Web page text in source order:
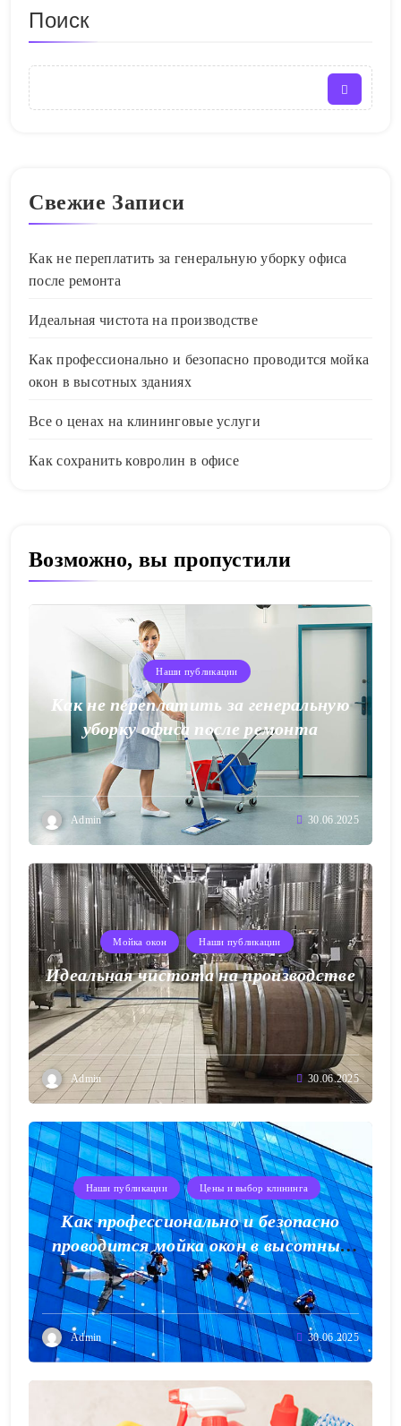
Поиск
Свежие Записи
Как не переплатить за генеральную уборку офиса
после ремонта
Идеальная чистота на производстве
Как профессионально и безопасно проводится мойка
окон в высотных зданиях
Все о ценах на клининговые услуги
Как сохранить ковролин в офисе
Возможно, вы пропустили
Наши публикации
Как не переплатить за генеральную
уборку офиса после ремонта
Admin 30.06.2025
Мойка окон Наши публикации
Идеальная чистота на производстве
Admin 30.06.2025
Наши публикации Цены и выбор клининга
Как профессионально и безопасно
проводится мойка окон в высотных
зданиях
Admin 30.06.2025